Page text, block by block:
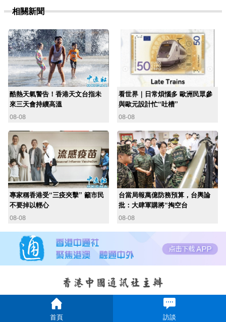
相關新聞
酷熱天氣警告！香港天文台指未
來三天會持續高溫
08-08
看世界｜日常煩惱多 歐洲民眾參
與歐元設計忙“吐槽”
08-08
專家稱香港受“三疫夾擊” 籲市民
不要掉以輕心
08-08
台當局報萬億防務預算，台輿論
批：大肆軍購將“掏空台
08-08
首頁 訪談